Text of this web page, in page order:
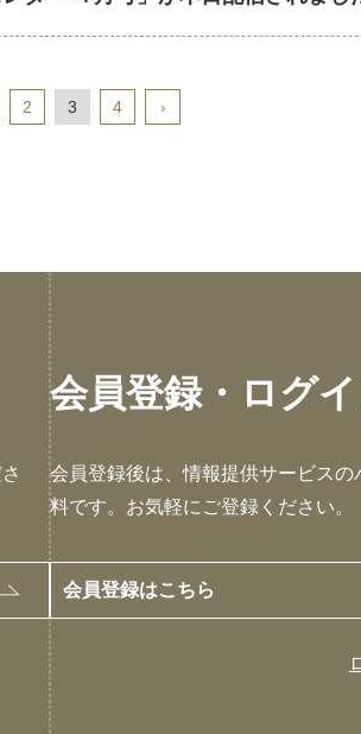
2 3 4 ›
会員登録・ログ
会員登録後は、情報提供サービス
料です。お気軽にご登録ください。
会員登録はこちら